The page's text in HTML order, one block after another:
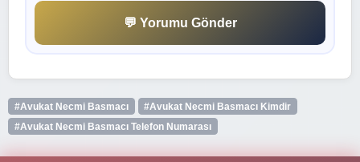
💬 Yorumu Gönder
#Avukat Necmi Basmacı
#Avukat Necmi Basmacı Kimdir
#Avukat Necmi Basmacı Telefon Numarası